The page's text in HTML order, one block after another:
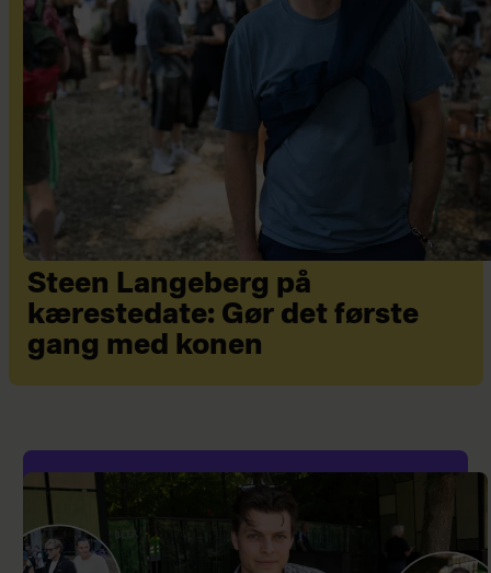
Steen Langeberg på
kærestedate: Gør det første
gang med konen